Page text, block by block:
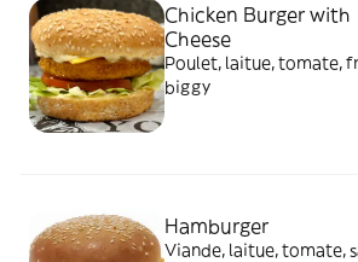
Chicken Burger with
Cheese
Poulet, laitue, tomate,
biggy
Hamburger
Viande, laitue, tomate,